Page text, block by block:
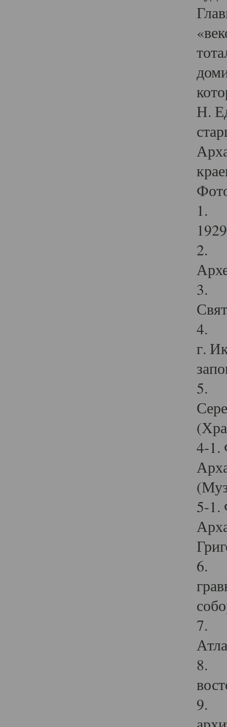
Н.
1.
2.
3.
4.
г.
5.
4-1.
5-1.
6.
7.
8.
9.